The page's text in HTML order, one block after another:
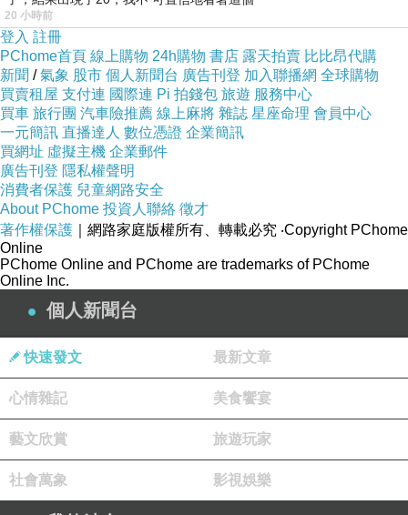
20 小時前
登入 註冊
PChome首頁 線上購物 24h購物 書店 露天拍賣 比比昂代購
新聞 /氣象 股市 個人新聞台 廣告刊登 加入聯播網 全球購物
買賣租屋 支付連 國際連 Pi 拍錢包 旅遊 服務中心
買車 旅行團 汽車險推薦 線上麻將 雜誌 星座命理 會員中心
一元簡訊 直播達人 數位憑證 企業簡訊
買網址 虛擬主機 企業郵件
廣告刊登 隱私權聲明
消費者保護 兒童網路安全
About PChome 投資人聯絡 徵才
著作權保護 ｜網路家庭版權所有、轉載必究 ‧Copyright PChome
Online
PChome Online and PChome are trademarks of PChome
Online Inc.
個人新聞台
快速發文 最新文章
心情雜記 美食饗宴
藝文欣賞 旅遊玩家
社會萬象 影視娛樂